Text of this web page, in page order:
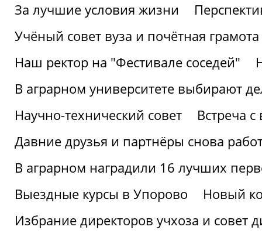
За лучшие условия жизни
Учёный совет вуза и почётная
Наш ректор на "Фестивале соседей"
В аграрном университете выбирают
Научно-технический совет
Встреча
Давние друзья и партнёры снова
В аграрном наградили 16 лучших
Выездные курсы в Упорово
Новый
Избрание директоров учхоза и совет